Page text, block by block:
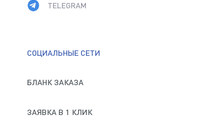
СОЦИАЛЬНЫЕ СЕТИ
БЛАНК ЗАКАЗА
ЗАЯВКА В 1 КЛИК
TELEGRAM